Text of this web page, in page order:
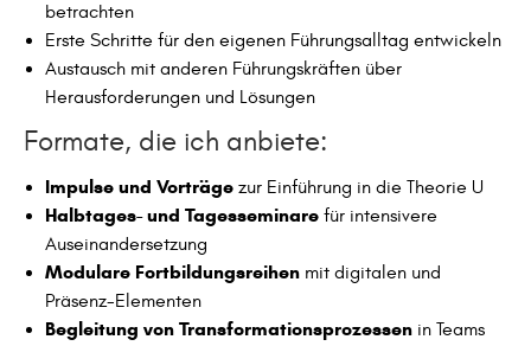
betrachten
Erste Schritte für den eigenen Führungsalltag entwickeln
Austausch mit anderen Führungskräften über
Herausforderungen und Lösungen
Formate, die ich anbiete:
Impulse und Vorträge zur Einführung in die Theorie U
Halbtages- und Tagesseminare für intensivere
Auseinandersetzung
Modulare Fortbildungsreihen mit digitalen und
Präsenz-Elementen
Begleitung von Transformationsprozessen in Teams